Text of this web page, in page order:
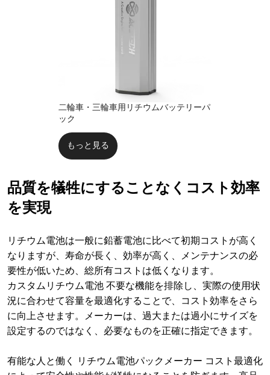
二輪車・三輪車用リチウムバッテリーパ
ック
もっと見る
品質を犠牲にすることなくコスト効率
を実現
リチウム電池は一般に鉛蓄電池に比べて初期コストが高く
なりますが、寿命が長く、効率が高く、メンテナンスの必
要性が低いため、総所有コストは低くなります。
カスタムリチウム電池 不要な機能を排除し、実際の使用状
況に合わせて容量を最適化することで、コスト効率をさら
に向上させます。メーカーは、過大または過小にサイズを
設定するのではなく、必要なものを正確に指定できます。
有能な人と働く リチウム電池パックメーカー コスト最適化